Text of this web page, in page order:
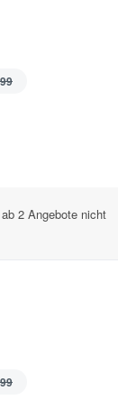
2 Angebote nicht